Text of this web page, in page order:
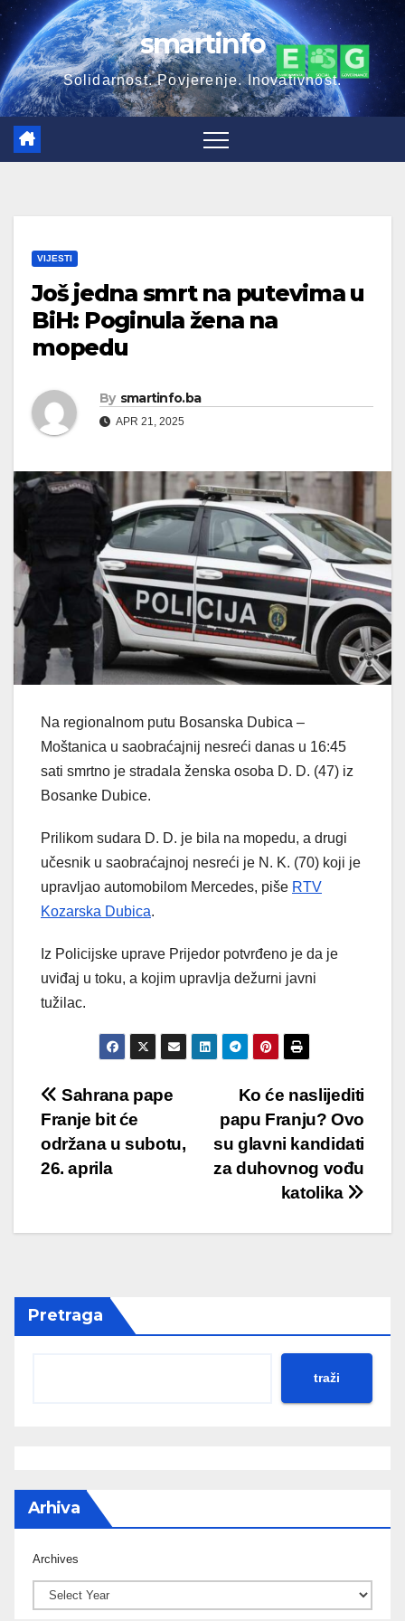
Skip
to
content
smartinfo
Solidarnost. Povjerenje. Inovativnost.
VIJESTI
Još jedna smrt na putevima u
BiH: Poginula žena na
mopedu
By smartinfo.ba
APR 21, 2025
Na regionalnom putu Bosanska Dubica –
Moštanica u saobraćajnij nesreći danas u 16:45
sati smrtno je stradala ženska osoba D. D. (47) iz
Bosanke Dubice.
Prilikom sudara D. D. je bila na mopedu, a drugi
učesnik u saobraćajnoj nesreći je N. K. (70) koji je
upravljao automobilom Mercedes, piše RTV
Kozarska Dubica.
Iz Policijske uprave Prijedor potvrđeno je da je
uviđaj u toku, a kojim upravlja dežurni javni
tužilac.
Post
navigation
Ko će naslijediti
papu Franju? Ovo
su glavni kandidati
za duhovnog vođu
katolika
Sahrana pape
Franje bit će
održana u subotu,
26. aprila
Pretraga
traži
Arhiva
Archives